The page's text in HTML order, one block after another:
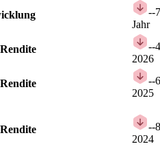
--
Jahr
--
2026
--
2025
--
2024